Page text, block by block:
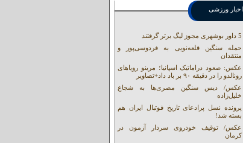
اخبار ورزشی
5 داور بوشهری مجوز لیگ برتر گرفتند
حمله سنگین قلعه‌نویی به فردوسی‌پور و
منتقدان
عکس: صعود دراماتیک اسپانیا؛ مرینو رویاهای
رونالدو را در دقیقه ۹۰ بر باد داد+تصاویر
عکس/ دیس سنگین مصری‌ها به شجاع
خلیل‌زاده
پرونده نسل پرادعای تاریخ فوتبال ایران هم
بسته شد!
عکس/ توقیف خودروی سردار آزمون در
کرمان